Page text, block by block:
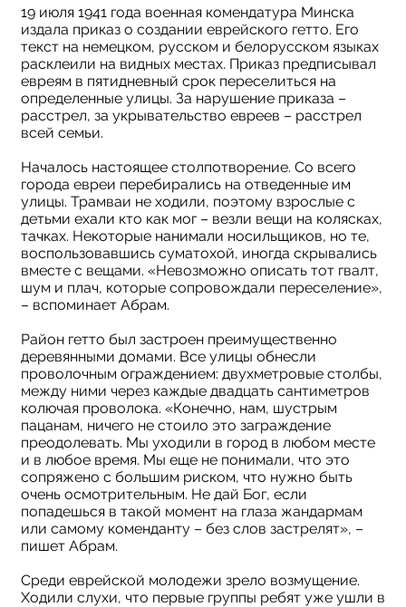
19 июля 1941 года военная комендатура Минска
издала приказ о создании еврейского гетто. Его
текст на немецком, русском и белорусском языках
расклеили на видных местах. Приказ предписывал
евреям в пятидневный срок переселиться на
определенные улицы. За нарушение приказа –
расстрел, за укрывательство евреев – расстрел
всей семьи.
Началось настоящее столпотворение. Со всего
города евреи перебирались на отведенные им
улицы. Трамваи не ходили, поэтому взрослые с
детьми ехали кто как мог – везли вещи на колясках,
тачках. Некоторые нанимали носильщиков, но те,
воспользовавшись суматохой, иногда скрывались
вместе с вещами. «Невозможно описать тот гвалт,
шум и плач, которые сопровождали переселение»,
– вспоминает Абрам.
Район гетто был застроен преимущественно
деревянными домами. Все улицы обнесли
проволочным ограждением: двухметровые столбы,
между ними через каждые двадцать сантиметров
колючая проволока. «Конечно, нам, шустрым
пацанам, ничего не стоило это заграждение
преодолевать. Мы уходили в город в любом месте
и в любое время. Мы еще не понимали, что это
сопряжено с большим риском, что нужно быть
очень осмотрительным. Не дай Бог, если
попадешься в такой момент на глаза жандармам
или самому коменданту – без слов застрелят», –
пишет Абрам.
Среди еврейской молодежи зрело возмущение.
Ходили слухи, что первые группы ребят уже ушли в